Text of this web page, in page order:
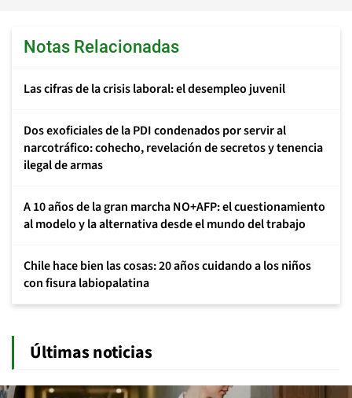
Notas Relacionadas
Las cifras de la crisis laboral: el desempleo juvenil
Dos exoficiales de la PDI condenados por servir al
narcotráfico: cohecho, revelación de secretos y tenencia
ilegal de armas
A 10 años de la gran marcha NO+AFP: el cuestionamiento
al modelo y la alternativa desde el mundo del trabajo
Chile hace bien las cosas: 20 años cuidando a los niños
con fisura labiopalatina
Últimas noticias